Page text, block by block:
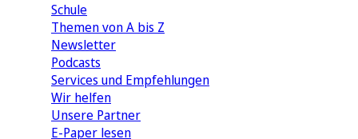
Schule
Themen von A bis Z
Newsletter
Podcasts
Services und Empfehlungen
Wir helfen
Unsere Partner
E-Paper lesen